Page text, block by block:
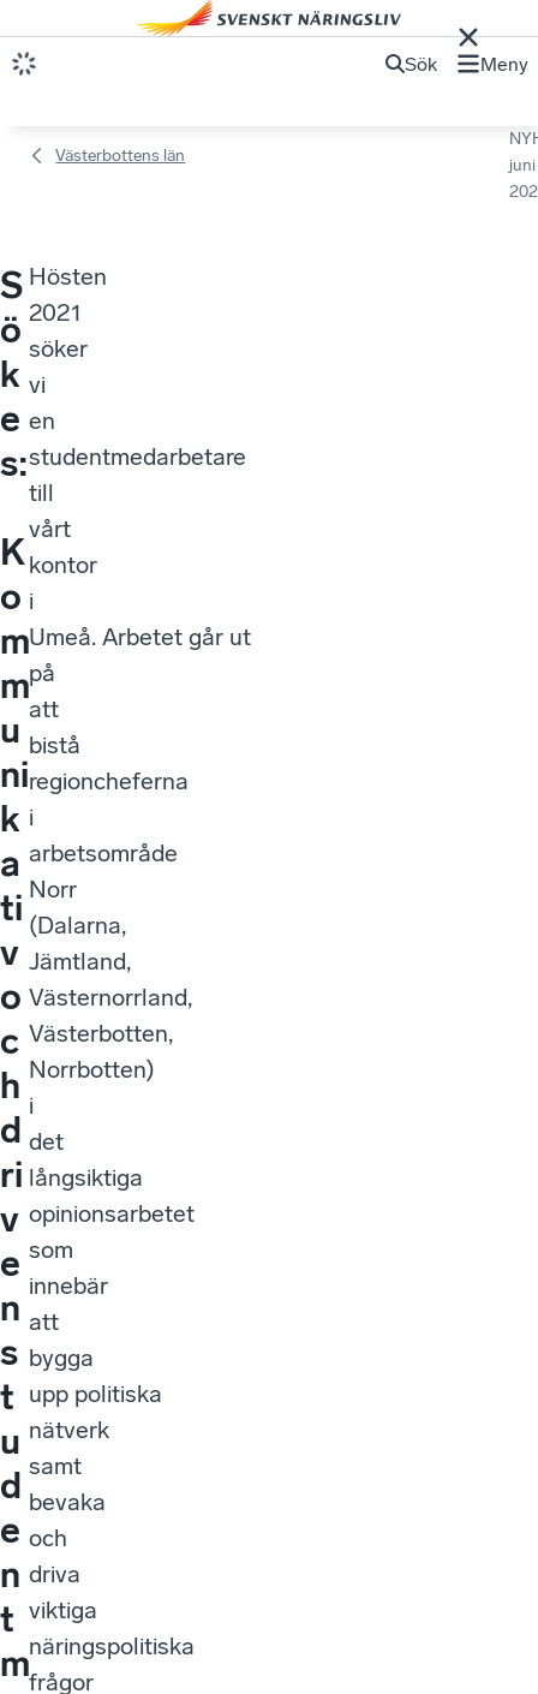
Sök Meny
Västerbottens län
juni
S
ö
k
e
s:
K
o
m
m
u
ni
k
a
ti
v
o
c
h
d
ri
v
e
n
s
t
u
d
e
n
t
m
Hösten
2021
söker
vi
en
studentmedarbetare
till
vårt
kontor
i
Umeå. Arbetet går ut
på
att
bistå
regioncheferna
i
arbetsområde
Norr
(Dalarna,
Jämtland,
Västernorrland,
Västerbotten,
Norrbotten)
i
det
långsiktiga
opinionsarbetet
som
innebär
att
bygga
upp politiska
nätverk
samt
bevaka
och
driva
viktiga
näringspolitiska
frågor